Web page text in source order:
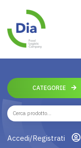
CATEGORIE
Accedi/Registrati